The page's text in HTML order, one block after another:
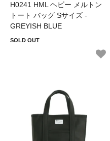
H0241 HML ヘビー メルトン
トート バッグ Sサイズ -
GREYISH BLUE
SOLD OUT